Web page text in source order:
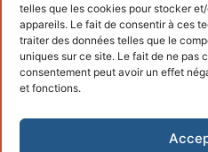
telles que les cookies pour stocker
appareils. Le fait de consentir à ces
traiter des données telles que le
uniques sur ce site. Le fait de ne pas
consentement peut avoir un effet
et fonctions.